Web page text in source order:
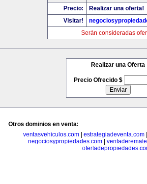
Precio:
Realizar una oferta!
Visitar!
Serán consideradas
Realizar una Oferta
Precio Ofrecido $
Otros dominios en venta:
ventasvehiculos.com
estrategiadeventa.com
negociosypropiedades.com